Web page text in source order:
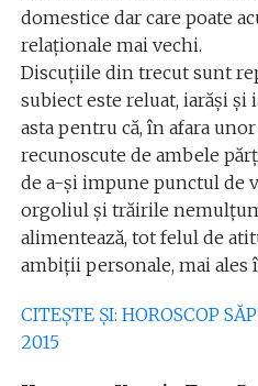
domestice dar care poate
relaționale mai vechi.
Discuțiile din trecut sunt
subiect este reluat, iarăși și
asta pentru că, în afara
recunoscute de ambele
de a-și impune punctul de
orgoliul și trăirile
alimentează, tot felul de
ambiții personale, mai ales
CITEŞTE ŞI: HOROSCOP
2015